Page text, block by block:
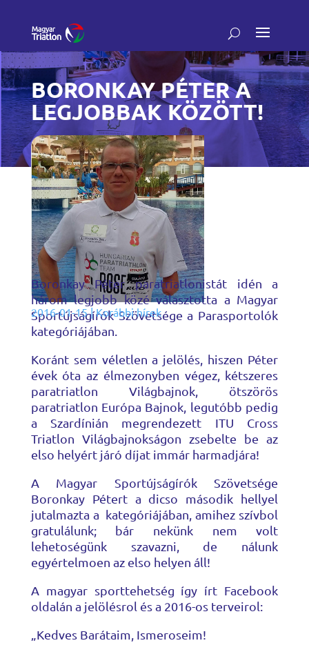
BORONKAY PÉTER A
LEGJOBBAK KÖZÖTT!
2016-01-15|Korábbi hírek
Boronkay Péter paratriatlonistát idén a
három legjobb közé választotta a Magyar
Sportújságírók Szövetsége a Parasportolók
kategóriájában.
Koránt sem véletlen a jelölés, hiszen Péter
évek óta az élmezonyben végez, kétszeres
paratriatlon Világbajnok, ötszörös
paratriatlon Európa Bajnok, legutóbb pedig
a Szardínián megrendezett ITU Cross
Triatlon Világbajnokságon zsebelte be az
elso helyért járó díjat immár harmadjára!
A Magyar Sportújságírók Szövetsége
Boronkay Pétert a dicso második hellyel
jutalmazta a kategóriájában, amihez szívbol
gratulálunk; bár nekünk nem volt
lehetoségünk szavazni, de nálunk
egyértelmoen az elso helyen áll!
A magyar sporttehetség így írt Facebook
oldalán a jelölésrol és a 2016-os terveirol:
„Kedves Barátaim, Ismeroseim!